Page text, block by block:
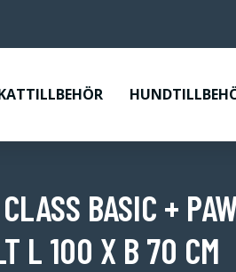
BASIC +
L 100 X B 70 CM